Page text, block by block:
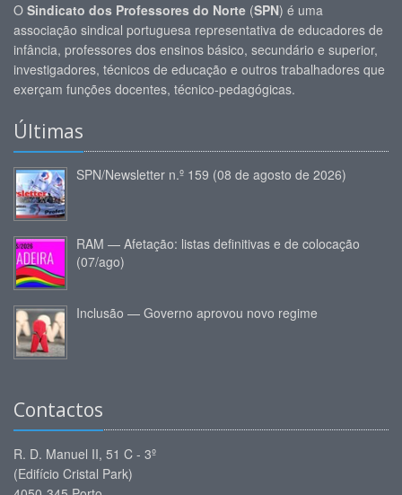
O Sindicato dos Professores do Norte (SPN) é uma
associação sindical portuguesa representativa de educadores de
infância, professores dos ensinos básico, secundário e superior,
investigadores, técnicos de educação e outros trabalhadores que
exerçam funções docentes, técnico-pedagógicas.
Últimas
SPN/Newsletter n.º 159 (08 de agosto de 2026)
RAM — Afetação: listas definitivas e de colocação
(07/ago)
Inclusão — Governo aprovou novo regime
Contactos
R. D. Manuel II, 51 C - 3º
(Edifício Cristal Park)